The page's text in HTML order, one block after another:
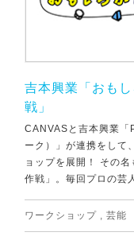
吉本興業「おも
戦」
CANVASと吉本興業
ーク）」が連携をして
ョップを展開！ その
作戦」。毎回プロの芸
ワークショップ , 芸能